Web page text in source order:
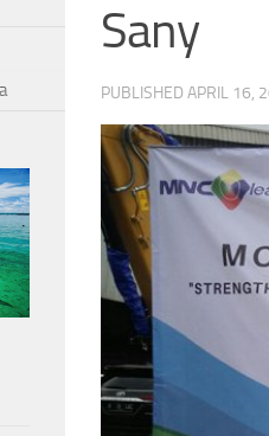
Sany
PUBLISHED APRIL 16,